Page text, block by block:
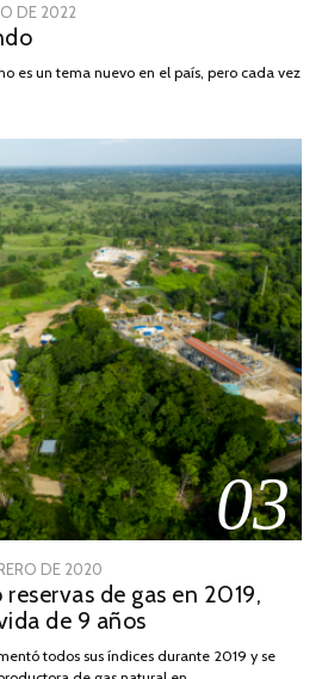
DE 2022
DE
es un tema nuevo en el país, pero cada vez
03
DE 2020
DE
JULIO
2025
de gas en 2019,
de 9 años
todos sus índices durante 2019 y se